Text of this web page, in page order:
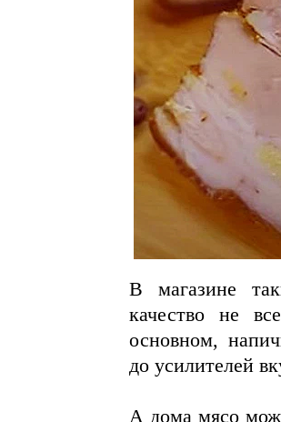
В магазине
качество не
основном,
до усилителей
А дома мясо